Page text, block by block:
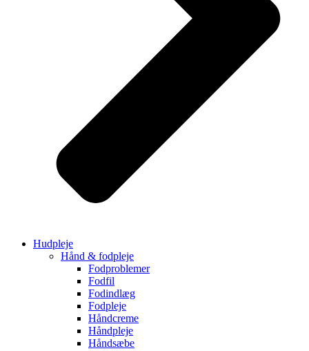
Hudpleje
Hånd & fodpleje
Fodproblemer
Fodfil
Fodindlæg
Fodpleje
Håndcreme
Håndpleje
Håndsæbe